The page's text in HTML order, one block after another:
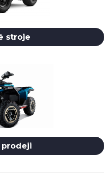
stroje
prodeji